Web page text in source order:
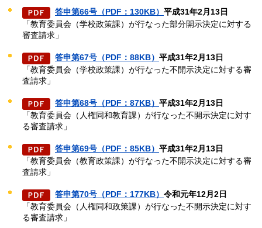
答申第66号（PDF：130KB） 平成31年2月13日
「教育委員会（学校政策課）が行なった部分開示決定に対する
審査請求」
答申第67号（PDF：88KB） 平成31年2月13日
「教育委員会（学校政策課）が行なった不開示決定に対する審
査請求」
答申第68号（PDF：87KB） 平成31年2月13日
「教育委員会（人権同和教育課）が行なった不開示決定に対す
る審査請求」
答申第69号（PDF：85KB） 平成31年2月13日
「教育委員会（教育政策課）が行なった不開示決定に対する審
査請求」
答申第70号（PDF：177KB） 令和元年12月2日
「教育委員会（人権同和政策課）が行なった不開示決定に対す
る審査請求」